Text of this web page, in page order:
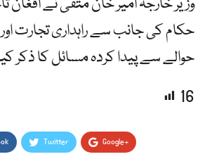
حکام کی جانب سے راہداری تجارت
حوالے سے پیدا کردہ مسائل کا ذکر
16
Twitter Google+